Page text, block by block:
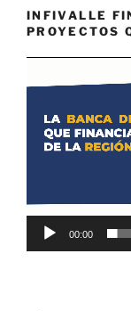
INFIVALLE
PROYECTOS
de
00:00